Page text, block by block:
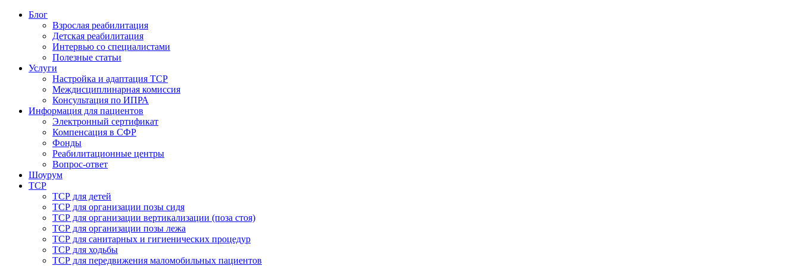
Блог
Взрослая реабилитация
Детская реабилитация
Интервью со специалистами
Полезные статьи
Услуги
Настройка и адаптация ТСР
Междисциплинарная комиссия
Консультация по ИПРА
Информация для пациентов
Электронный сертификат
Компенсация в СФР
Фонды
Реабилитационные центры
Вопрос-ответ
Шоурум
ТСР
ТСР для детей
ТСР для организации позы сидя
ТСР для организации вертикализации (поза стоя)
ТСР для организации позы лежа
ТСР для санитарных и гигиенических процедур
ТСР для ходьбы
ТСР для передвижения маломобильных пациентов